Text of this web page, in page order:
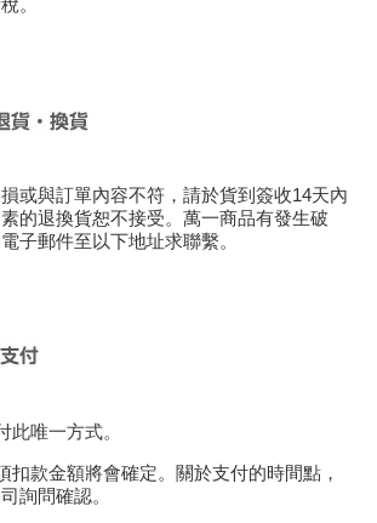
。
或與訂單內容不符，請於貨到簽收14天內
的退換貨恕不接受。萬一商品有發生破
子郵件至以下地址求聯繫。
此唯一方式。
扣款金額將會確定。關於支付的時間點，
詢問確認。